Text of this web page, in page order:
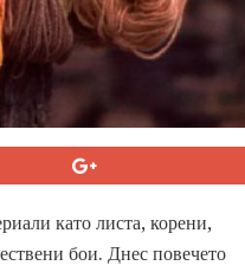
като листа, корени,
бои. Днес повечето